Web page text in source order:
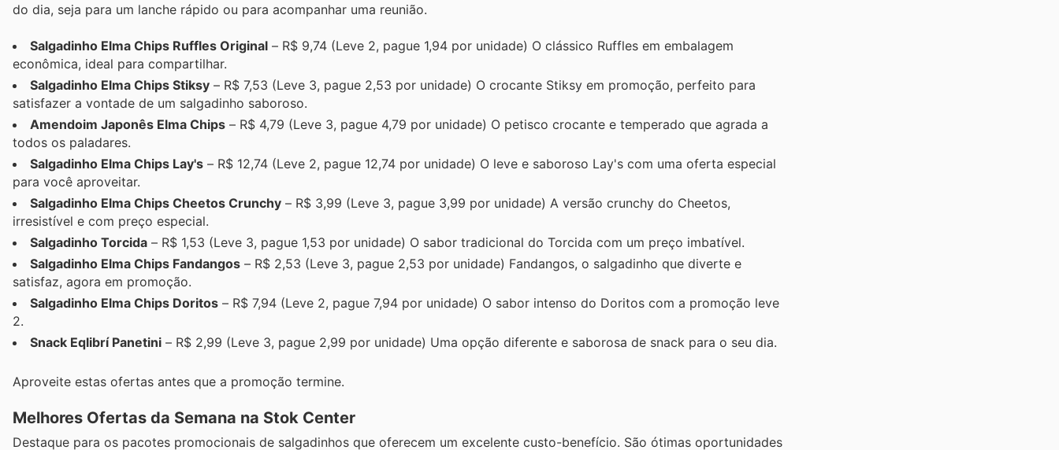
do dia, seja para um lanche rápido ou para acompanhar uma reunião.
Salgadinho Elma Chips Ruffles Original – R$ 9,74 (Leve 2, pague 1,94 por unidade) O clássico Ruffles em embalagem
econômica, ideal para compartilhar.
Salgadinho Elma Chips Stiksy – R$ 7,53 (Leve 3, pague 2,53 por unidade) O crocante Stiksy em promoção, perfeito para
satisfazer a vontade de um salgadinho saboroso.
Amendoim Japonês Elma Chips – R$ 4,79 (Leve 3, pague 4,79 por unidade) O petisco crocante e temperado que agrada a
todos os paladares.
Salgadinho Elma Chips Lay's – R$ 12,74 (Leve 2, pague 12,74 por unidade) O leve e saboroso Lay's com uma oferta especial
para você aproveitar.
Salgadinho Elma Chips Cheetos Crunchy – R$ 3,99 (Leve 3, pague 3,99 por unidade) A versão crunchy do Cheetos,
irresistível e com preço especial.
Salgadinho Torcida – R$ 1,53 (Leve 3, pague 1,53 por unidade) O sabor tradicional do Torcida com um preço imbatível.
Salgadinho Elma Chips Fandangos – R$ 2,53 (Leve 3, pague 2,53 por unidade) Fandangos, o salgadinho que diverte e
satisfaz, agora em promoção.
Salgadinho Elma Chips Doritos – R$ 7,94 (Leve 2, pague 7,94 por unidade) O sabor intenso do Doritos com a promoção leve
2.
Snack Eqlibrí Panetini – R$ 2,99 (Leve 3, pague 2,99 por unidade) Uma opção diferente e saborosa de snack para o seu dia.
Aproveite estas ofertas antes que a promoção termine.
Melhores Ofertas da Semana na Stok Center
Destaque para os pacotes promocionais de salgadinhos que oferecem um excelente custo-benefício. São ótimas oportunidades